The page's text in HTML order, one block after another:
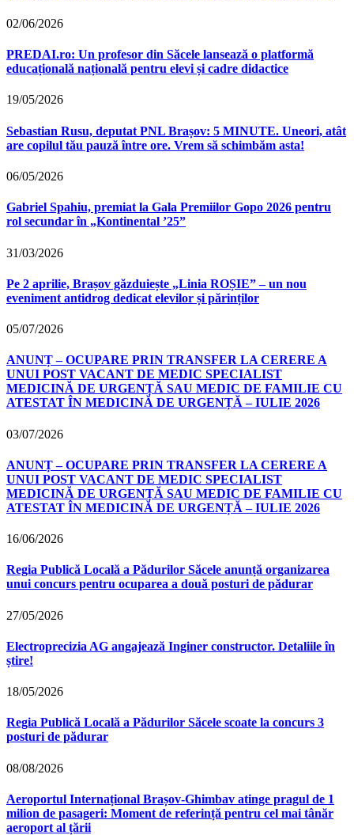
02/06/2026
PREDAI.ro: Un profesor din Săcele lansează o platformă
educațională națională pentru elevi și cadre didactice
19/05/2026
Sebastian Rusu, deputat PNL Brașov: 5 MINUTE. Uneori, atât
are copilul tău pauză între ore. Vrem să schimbăm asta!
06/05/2026
Gabriel Spahiu, premiat la Gala Premiilor Gopo 2026 pentru
rol secundar în „Kontinental ’25”
31/03/2026
Pe 2 aprilie, Brașov găzduiește „Linia ROȘIE” – un nou
eveniment antidrog dedicat elevilor și părinților
05/07/2026
ANUNȚ – OCUPARE PRIN TRANSFER LA CERERE A
UNUI POST VACANT DE MEDIC SPECIALIST
MEDICINĂ DE URGENȚĂ SAU MEDIC DE FAMILIE CU
ATESTAT ÎN MEDICINĂ DE URGENȚĂ – IULIE 2026
03/07/2026
ANUNȚ – OCUPARE PRIN TRANSFER LA CERERE A
UNUI POST VACANT DE MEDIC SPECIALIST
MEDICINĂ DE URGENȚĂ SAU MEDIC DE FAMILIE CU
ATESTAT ÎN MEDICINĂ DE URGENȚĂ – IULIE 2026
16/06/2026
Regia Publică Locală a Pădurilor Săcele anunță organizarea
unui concurs pentru ocuparea a două posturi de pădurar
27/05/2026
Electroprecizia AG angajează Inginer constructor. Detaliile în
știre!
18/05/2026
Regia Publică Locală a Pădurilor Săcele scoate la concurs 3
posturi de pădurar
08/08/2026
Aeroportul Internațional Brașov‑Ghimbav atinge pragul de 1
milion de pasageri: Moment de referință pentru cel mai tânăr
aeroport al țării